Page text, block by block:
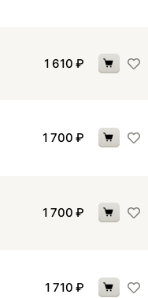
1 610 ₽
1 700 ₽
1 700 ₽
1 710 ₽